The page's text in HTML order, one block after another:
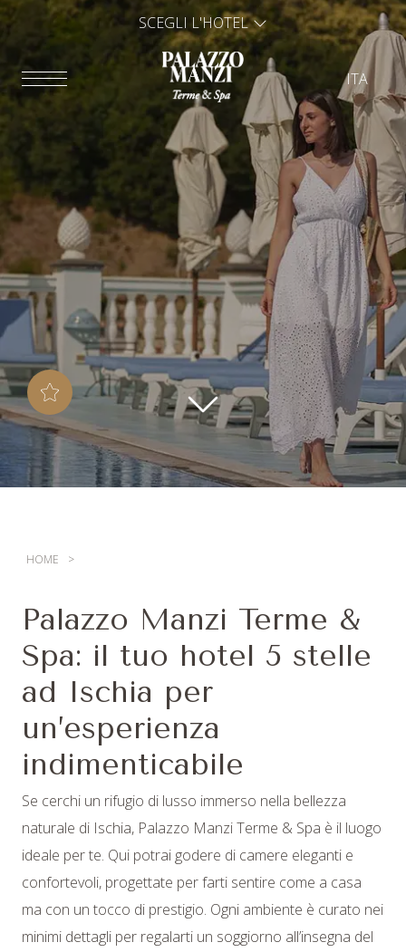
SCEGLI L'HOTEL
ITA
ITA
ENG
HOME
Palazzo Manzi Terme &
Spa: il tuo hotel 5 stelle
ad Ischia per
un’esperienza
indimenticabile
Se cerchi un rifugio di lusso immerso nella bellezza
naturale di Ischia, Palazzo Manzi Terme & Spa è il luogo
ideale per te. Qui potrai godere di camere eleganti e
confortevoli, progettate per farti sentire come a casa
ma con un tocco di prestigio. Ogni ambiente è curato nei
minimi dettagli per regalarti un soggiorno all’insegna del